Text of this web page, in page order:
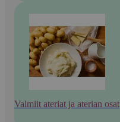
Valmiit ateriat ja aterian osat